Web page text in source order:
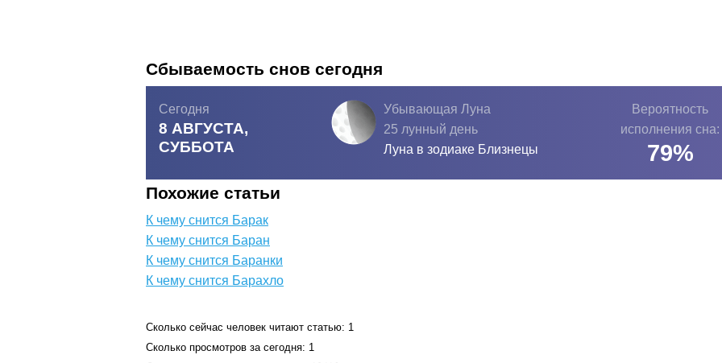
Сбываемость снов сегодня
Сегодня
8 АВГУСТА,
СУББОТА
Убывающая Луна
25 лунный день
Луна в зодиаке Близнецы
Вероятность
исполнения сна:
79%
Похожие статьи
К чему снится Барак
К чему снится Баран
К чему снится Баранки
К чему снится Барахло
Сколько сейчас человек читают статью: 1
Сколько просмотров за сегодня: 1